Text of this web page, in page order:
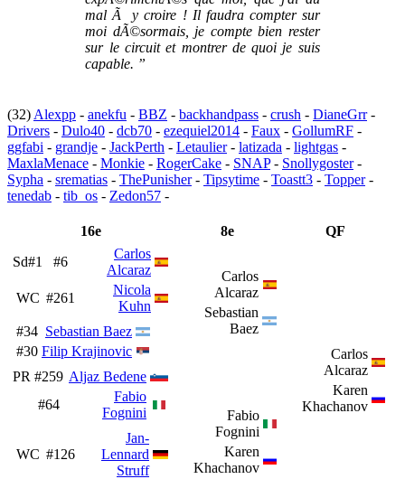
mal Ã y croire ! Il faudra compter sur
moi dÃ©sormais, je compte bien rester
sur le circuit et montrer de quoi je suis
capable. ”
(32) Alexpp - anekfu - BBZ - backhandpass - crush - DianeGrr-
Drivers - Dulo40 - dcb70 - ezequiel2014 - Faux - GollumRF -
ggfabi - grandje - JackPerth - Letaulier- latizada - lightgas -
MaxlaMenace - Monkie - RogerCake - SNAP- Snollygoster-
Sypha - srematias - ThePunisher- Tipsytime - Toastt3 - Topper-
tenedab - tib_os - Zedon57 -
16e 8e
QF
Sd#1
#6
Carlos
Alcaraz
WC #261
Nicola
Kuhn
Carlos
Alcaraz
Sebastian
Baez
Carlos
Alcaraz
Karen
Khachanov
#34 Sebastian Baez
#30 Filip Krajinovic
PR #259 Aljaz Bedene
#64
Fabio
Fognini
Fabio
Fognini
Karen
Khachanov
WC #126
Jan-
Lennard
Struff